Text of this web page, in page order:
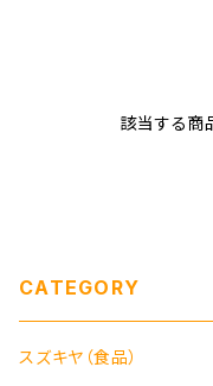
該当する商
CATEGORY
スズキヤ（食品）